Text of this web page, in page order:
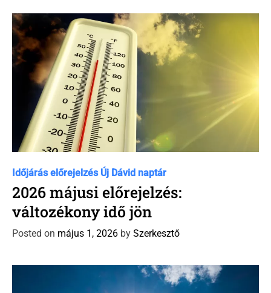
e
s
C
a
t
e
g
Időjárás előrejelzés Új Dávid naptár
2026 májusi előrejelzés:
változékony idő jön
Posted on május 1, 2026 by Szerkesztő